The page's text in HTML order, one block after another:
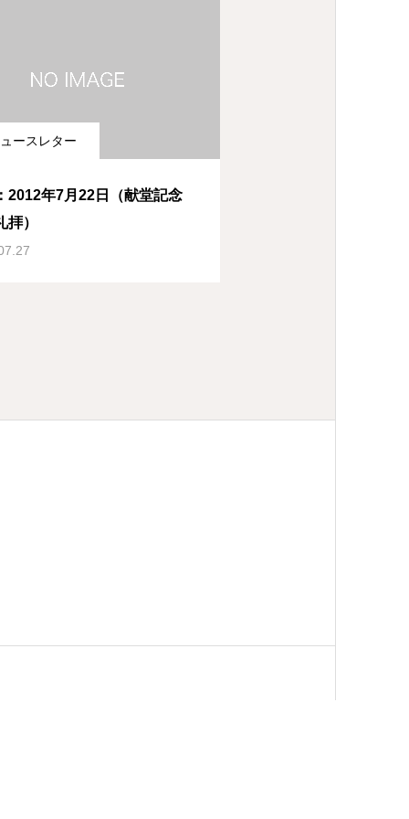
ースレター
2012年7月22日（献堂記念
拝）